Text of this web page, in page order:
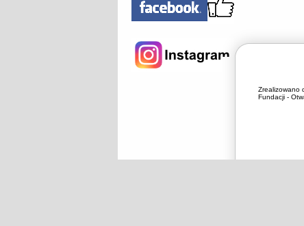
Zrealizowano
Fundacji -